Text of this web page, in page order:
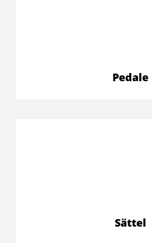
Pedale
Sättel